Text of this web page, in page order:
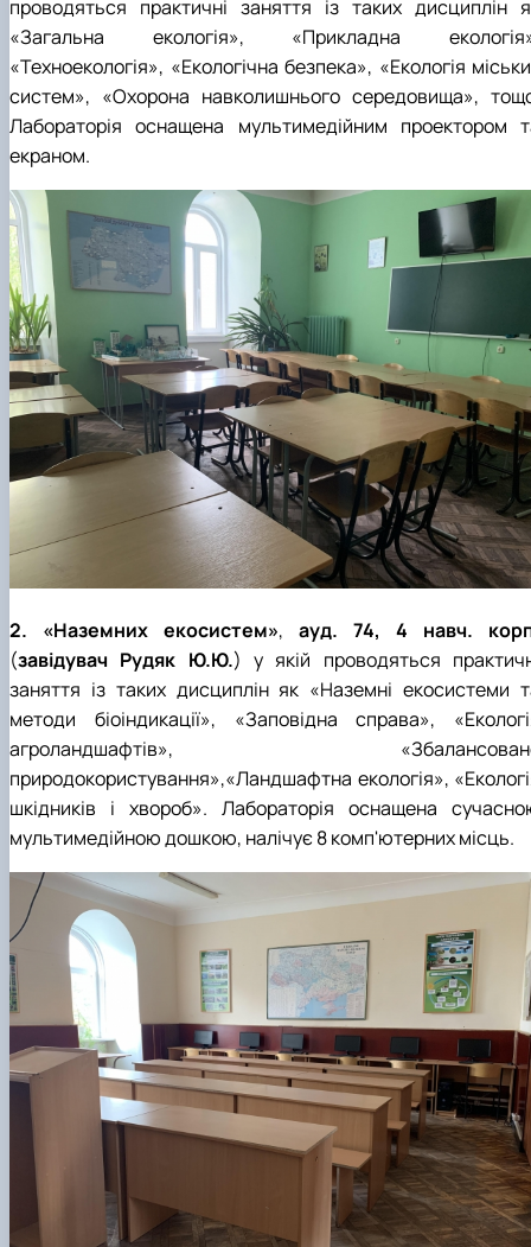
проводяться практичні заняття із таких дисциплін
«Загальна екологія», «Прикладна
«Техноекологія», «Екологічна безпека», «Екологія
систем», «Охорона навколишнього середовища»,
Лабораторія оснащена мультимедійним проектором
екраном.
2. «Наземних екосистем», ауд. 74, 4 навч.
(завідувач Рудяк Ю.Ю.) у якій проводяться
заняття із таких дисциплін як «Наземні екосистеми
методи біоіндикації», «Заповідна справа»,
агроландшафтів»,
природокористування»,«Ландшафтна екологія»,
шкідників і хвороб». Лабораторія оснащена
мультимедійною дошкою, налічує 8 комп'ютерних місць.